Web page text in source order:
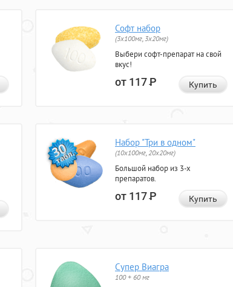
Софт набор
(3x100мг, 3x20мг)
Выбери софт-препарат на свой
вкус!
от 117Р Купить
Набор "Три в одном"
(10x100мг, 20x20мг)
Большой набор из 3-х
препаратов.
от 117Р Купить
Супер Виагра
100 + 60 мг